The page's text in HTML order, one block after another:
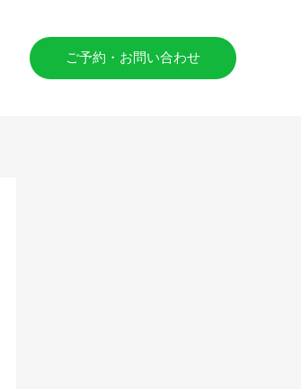
ご予約・お問い合わせ